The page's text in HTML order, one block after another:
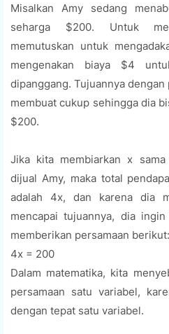
Misalkan Amy sedang
seharga $200. Untuk
memutuskan untuk
mengenakan biaya $4
dipanggang. Tujuannya
membuat cukup sehingga dia
$200.
Jika kita membiarkan x
dijual Amy, maka total
adalah 4x, dan karena dia
mencapai tujuannya, dia
memberikan persamaan berikut:
4x = 200
Dalam matematika, kita
persamaan satu variabel,
dengan tepat satu variabel.